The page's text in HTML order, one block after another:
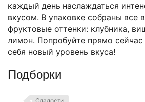
каждый день наслаждаться
вкусом. В упаковке собраны
фруктовые оттенки: клубника,
лимон. Попробуйте прямо сейчас
себя новый уровень вкуса!
Подборки